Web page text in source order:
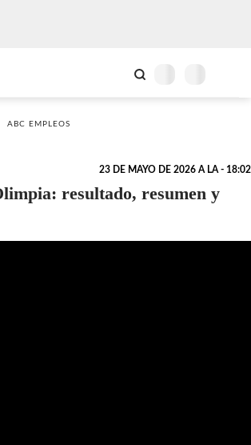
ABC EMPLEOS
23 DE MAYO DE 2026 A LA - 18:02
resultado, resumen y